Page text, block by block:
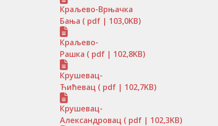
Краљево-Врњачка
Бања ( pdf | 103,0KB)
Краљево-
Рашка ( pdf | 102,8KB)
Крушевац-
Ћићевац ( pdf | 102,7KB)
Крушевац-
Александровац ( pdf | 102,3KB)